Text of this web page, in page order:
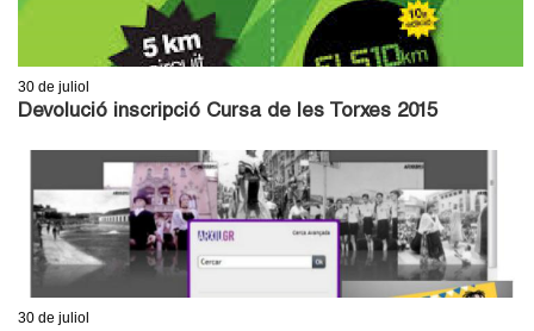
a
30 de juliol
Devolució inscripció Cursa de les Torxes 2015
30 de juliol